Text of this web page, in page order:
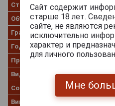
Страна производства
Объём
Градус
Год производства
Производитель
Вид вина
Сорт винограда
Винный регион
Сайт содержит
старше 18 лет.
сайте, не являются
исключительно
характер и
для личного
Мне